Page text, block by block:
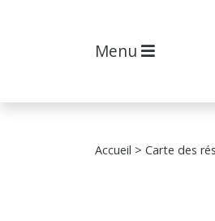
Menu
Accueil > Carte des